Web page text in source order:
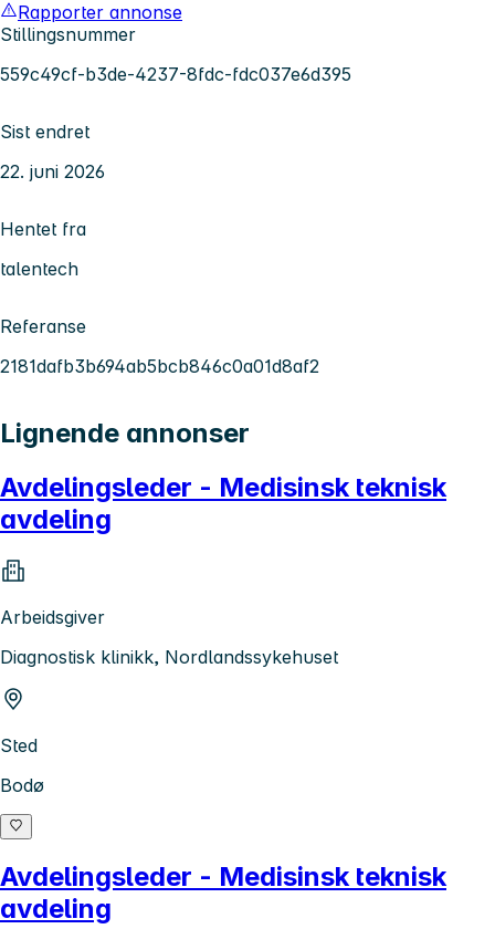
Rapporter annonse
Stillingsnummer
559c49cf-b3de-4237-8fdc-fdc037e6d395
Sist endret
22. juni 2026
Hentet fra
talentech
Referanse
2181dafb3b694ab5bcb846c0a01d8af2
Lignende annonser
Avdelingsleder - Medisinsk teknisk
avdeling
Arbeidsgiver
Diagnostisk klinikk, Nordlandssykehuset
Sted
Bodø
Avdelingsleder - Medisinsk teknisk
avdeling